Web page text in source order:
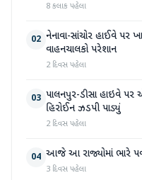
8 કલાક પહેલા
02 નેનાવા-સાંચોર હાઈવે પર
વાહનચાલકો પરેશાન
2 દિવસ પહેલા
03 પાલનપુર-ડીસા હાઇવે પર
હિરોઈન ઝડપી પાડ્યું
2 દિવસ પહેલા
04 આજે આ રાજ્યોમાં ભારે
3 દિવસ પહેલા